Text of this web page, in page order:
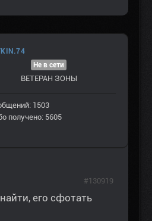
Не в сети
ВЕТЕРАН ЗOНЫ
1503
получено: 5605
найти, его сфотать
#130919